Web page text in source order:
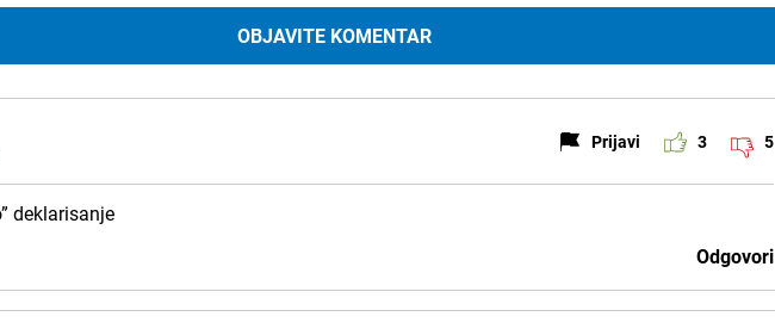
OBJAVITE KOMENTAR
Prijavi 3 5
deklarisanje
Odgovori